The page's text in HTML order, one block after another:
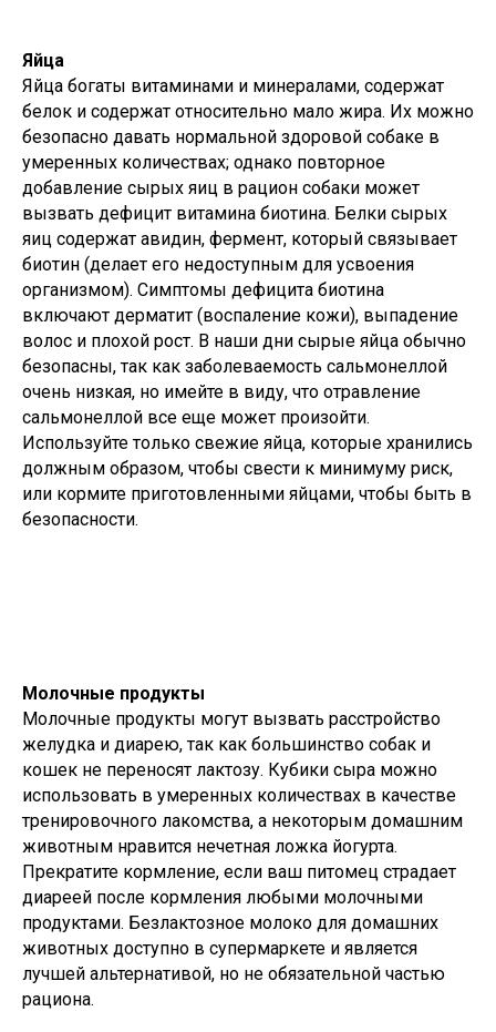
Яйца
Яйца богаты витаминами и минералами, содержат
белок и содержат относительно мало жира. Их можно
безопасно давать нормальной здоровой собаке в
умеренных количествах; однако повторное
добавление сырых яиц в рацион собаки может
вызвать дефицит витамина биотина. Белки сырых
яиц содержат авидин, фермент, который связывает
биотин (делает его недоступным для усвоения
организмом). Симптомы дефицита биотина
включают дерматит (воспаление кожи), выпадение
волос и плохой рост. В наши дни сырые яйца обычно
безопасны, так как заболеваемость сальмонеллой
очень низкая, но имейте в виду, что отравление
сальмонеллой все еще может произойти.
Используйте только свежие яйца, которые хранились
должным образом, чтобы свести к минимуму риск,
или кормите приготовленными яйцами, чтобы быть в
безопасности.
Молочные продукты
Молочные продукты могут вызвать расстройство
желудка и диарею, так как большинство собак и
кошек не переносят лактозу. Кубики сыра можно
использовать в умеренных количествах в качестве
тренировочного лакомства, а некоторым домашним
животным нравится нечетная ложка йогурта.
Прекратите кормление, если ваш питомец страдает
диареей после кормления любыми молочными
продуктами. Безлактозное молоко для домашних
животных доступно в супермаркете и является
лучшей альтернативой, но не обязательной частью
рациона.